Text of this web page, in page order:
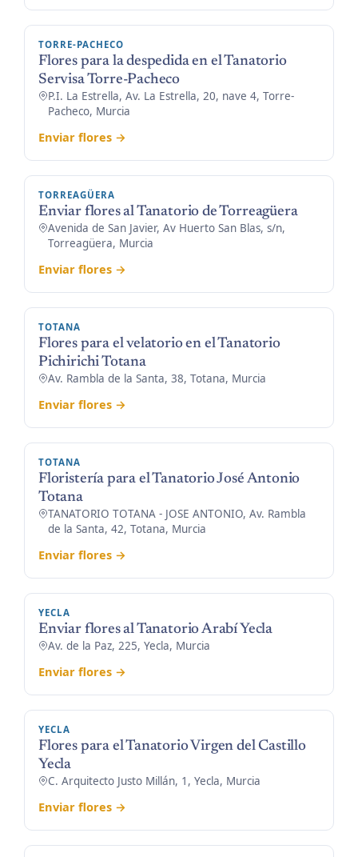
TORRE-PACHECO
Flores para la despedida en el Tanatorio
Servisa Torre-Pacheco
P.I. La Estrella, Av. La Estrella, 20, nave 4, Torre-
Pacheco, Murcia
Enviar flores →
TORREAGÜERA
Enviar flores al Tanatorio de Torreagüera
Avenida de San Javier, Av Huerto San Blas, s/n,
Torreagüera, Murcia
Enviar flores →
TOTANA
Flores para el velatorio en el Tanatorio
Pichirichi Totana
Av. Rambla de la Santa, 38, Totana, Murcia
Enviar flores →
TOTANA
Floristería para el Tanatorio José Antonio
Totana
TANATORIO TOTANA - JOSE ANTONIO, Av. Rambla
de la Santa, 42, Totana, Murcia
Enviar flores →
YECLA
Enviar flores al Tanatorio Arabí Yecla
Av. de la Paz, 225, Yecla, Murcia
Enviar flores →
YECLA
Flores para el Tanatorio Virgen del Castillo
Yecla
C. Arquitecto Justo Millán, 1, Yecla, Murcia
Enviar flores →